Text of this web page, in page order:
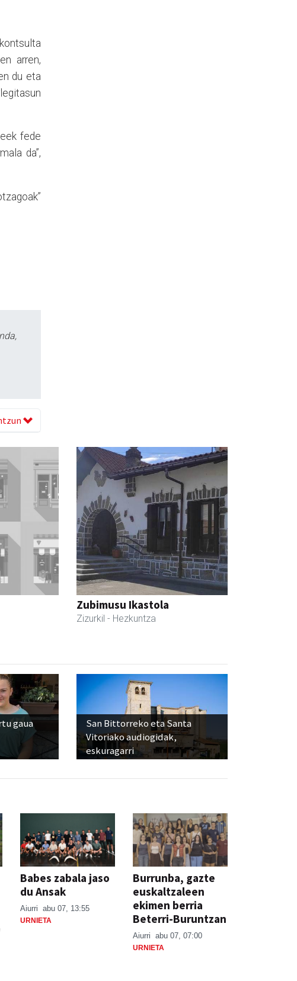
arren,
du eta
fede
da”,
Zubimusu Ikastola
Zizurkil - Hezkuntza
gaua
San Bittorreko eta Santa
Vitoriako audiogidak,
eskuragarri
Babes zabala jaso
du Ansak
Aiurri abu 07, 13:55
URNIETA
Burrunba, gazte
euskaltzaleen
ekimen berria
Beterri-Buruntzan
Aiurri abu 07, 07:00
URNIETA